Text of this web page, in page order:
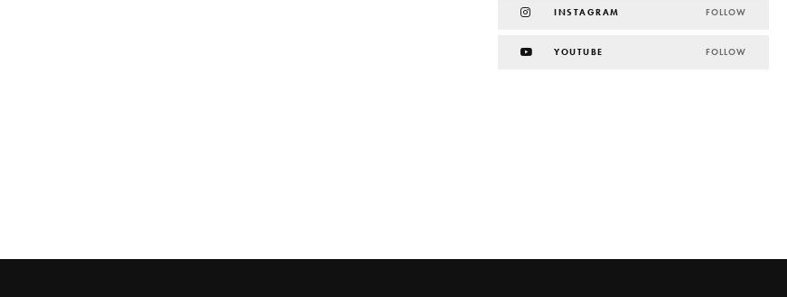
INSTAGRAM FOLLOW
YOUTUBE FOLLOW